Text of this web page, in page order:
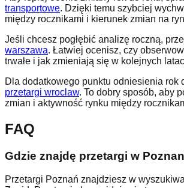
transportowe. Dzięki temu szybciej
między rocznikami i kierunek zmian na
Jeśli chcesz pogłębić analizę roczną,
warszawa. Łatwiej ocenisz, czy
trwałe i jak zmieniają się w kolejnych
Dla dodatkowego punktu odniesienia rok
przetargi wroclaw. To dobry sposób, aby
zmian i aktywność rynku między
FAQ
Gdzie znajdę przetargi w
Przetargi Poznań znajdziesz w